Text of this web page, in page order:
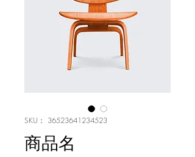
SKU： 36523641234523
商品名